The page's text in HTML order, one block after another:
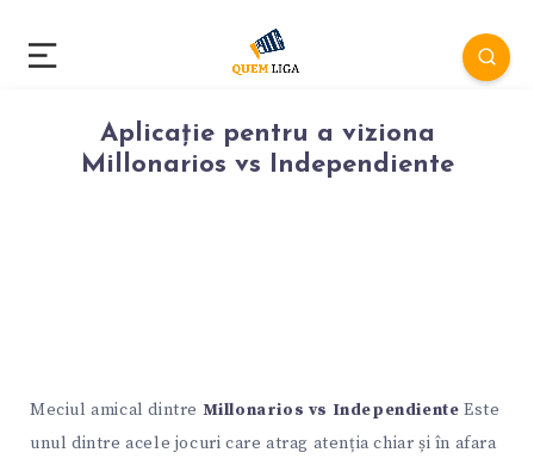
Aplicație pentru a viziona
Millonarios vs Independiente
Meciul amical dintre Millonarios vs Independiente Este
unul dintre acele jocuri care atrag atenția chiar și în afara